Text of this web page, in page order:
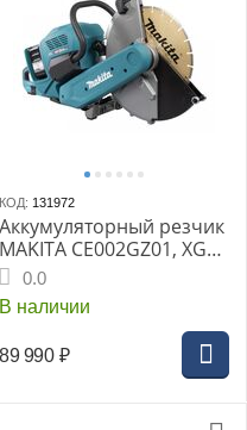
КОД: 131972
Аккумуляторный резчик
MAKITA CE002GZ01, XGT
BL, d - 355x25.4 мм, рез
127 мм, 4200 об/мин,
пылеудаление, AFT, AWS,
0.0
В наличии
89 990 ₽